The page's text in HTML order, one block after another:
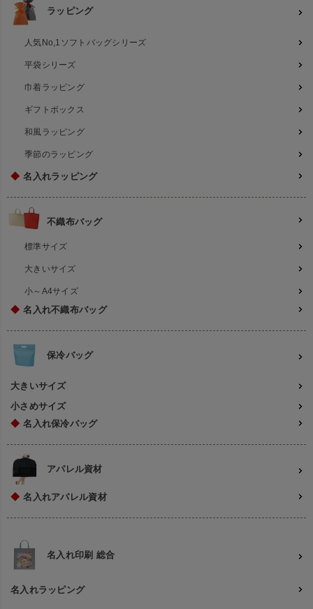
ラッピング
人気No,1ソフトバッグシリーズ
平袋シリーズ
巾着ラッピング
ギフトボックス
和風ラッピング
季節のラッピング
◆ 名入れラッピング
不織布バッグ
標準サイズ
大きいサイズ
小～A4サイズ
◆ 名入れ不織布バッグ
保冷バッグ
大きいサイズ
小さめサイズ
◆ 名入れ保冷バッグ
アパレル資材
◆ 名入れアパレル資材
名入れ印刷 総合
名入れラッピング